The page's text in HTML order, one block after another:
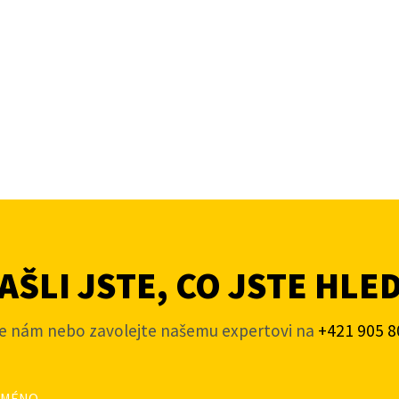
JSTE, CO JSTE
nám nebo zavolejte našemu expertovi na +421 905